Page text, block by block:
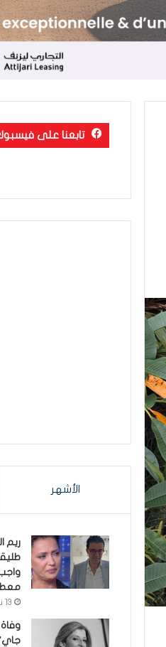
تابعنا على
الأشهر
ريم
13 نوفمبر 2022
وفاة